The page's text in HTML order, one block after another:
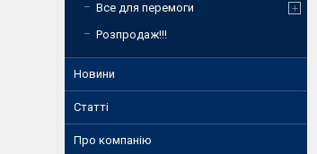
Все для перемоги
Розпродаж!!!
Новини
Статті
Про компанію